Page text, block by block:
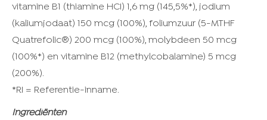
vitamine B1 (thiamine HCI) 1,6 mg (145,5%*), jodium
(kaliumjodaat) 150 mcg (100%), foliumzuur (5-MTHF
Quatrefolic®) 200 mcg (100%), molybdeen 50 mcg
(100%*) en vitamine B12 (methylcobalamine) 5 mcg
(200%).
*RI = Referentie-inname.
Ingrediënten